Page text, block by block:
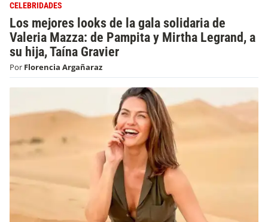
CELEBRIDADES
Los mejores looks de la gala solidaria de
Valeria Mazza: de Pampita y Mirtha Legrand, a
su hija, Taína Gravier
Por Florencia Argañaraz